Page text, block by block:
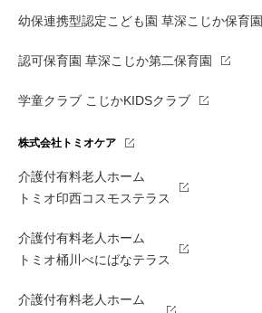
幼保連携型認定こども園 草深こじか保育園
認可保育園 草深こじか第二保育園
学童クラブ こじかKIDSクラブ
株式会社トミオケア
介護付有料老人ホーム
トミオ印西コスモステラス
介護付有料老人ホーム
トミオ桶川べにばなテラス
介護付有料老人ホーム